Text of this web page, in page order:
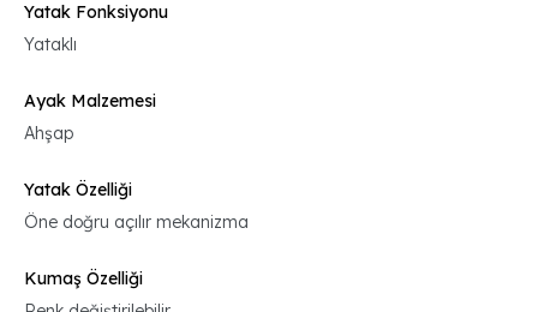
Yatak Fonksiyonu
Yataklı
Ayak Malzemesi
Ahşap
Yatak Özelliği
Öne doğru açılır mekanizma
Kumaş Özelliği